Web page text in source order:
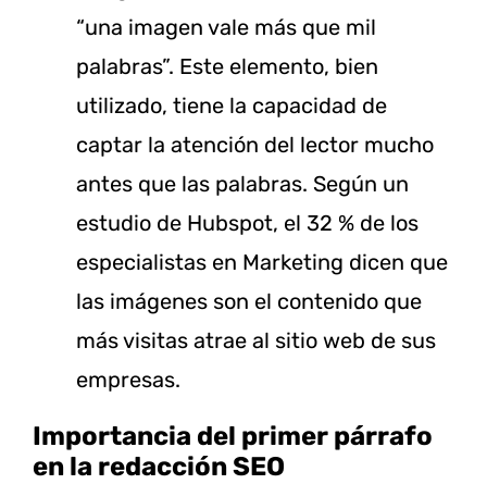
“una imagen vale más que mil
palabras”. Este elemento, bien
utilizado, tiene la capacidad de
captar la atención del lector mucho
antes que las palabras. Según un
estudio de Hubspot, el 32 % de los
especialistas en Marketing dicen que
las imágenes son el contenido que
más visitas atrae al sitio web de sus
empresas.
Importancia del primer párrafo
en la redacción SEO